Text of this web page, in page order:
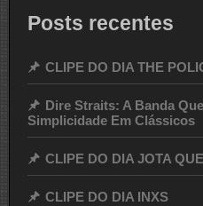
Posts recentes
CLIPE DO DIA THE
Dire Straits: A Banda
Simplicidade Em Clássicos
CLIPE DO DIA JOTA
CLIPE DO DIA INXS